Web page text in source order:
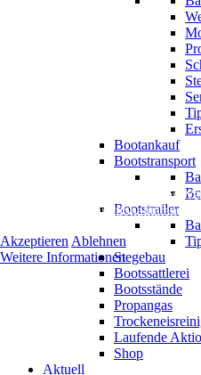
Bootankauf
Bootstransport
Bootstrailer
Stegebau
Bootssattlerei
Bootsstände
Propangas
Laufende
Shop
Aktuell
Wir nutzen Cookies auf unserer
nicht mehr alle Funktionalitäten
Akzeptieren Ablehnen
Weitere Informationen